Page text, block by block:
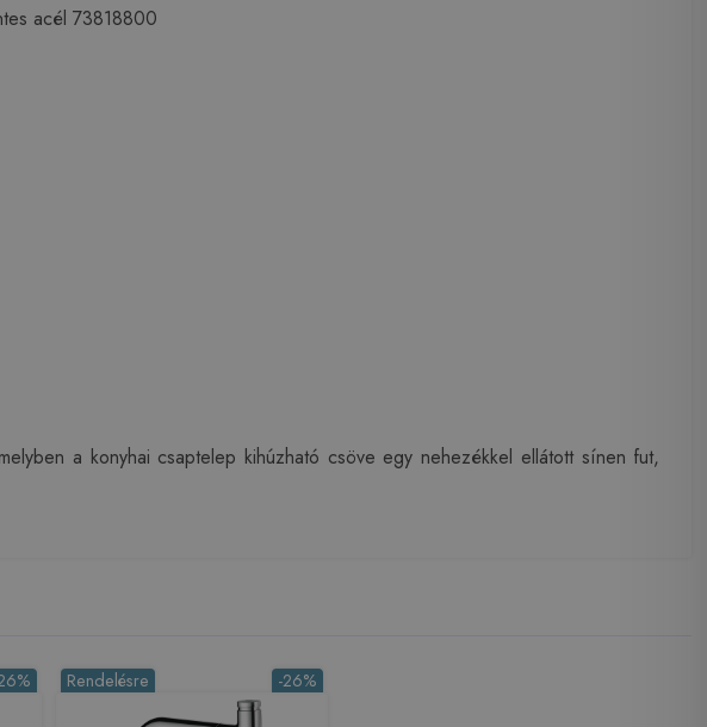
acél 73818800
a konyhai csaptelep kihúzható csöve egy nehezékkel ellátott sínen fut,
-26%
Rendelésre